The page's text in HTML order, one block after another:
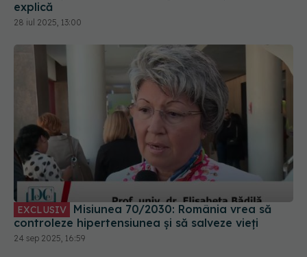
EXCLUSIV Misiunea 70/2030: România vrea să
controleze hipertensiunea și să salveze vieți
24 sep 2025, 16:59